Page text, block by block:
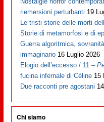
riemersioni perturbanti 19
Le tristi storie delle morti
Storie di metamorfosi e di
Guerra algoritmica,
immaginario 16 Luglio 2026
Elogio dell’eccesso / 11 –
fucina infernale di Cèline 15
Due racconti pre agostani
Chi siamo